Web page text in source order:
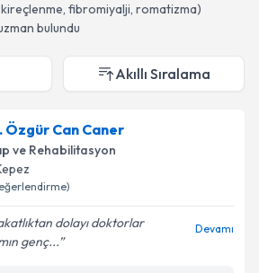
fibromiyalji, romatizma)
bulundu
Akıllı Sıralama
Özgür Can Caner
ve Rehabilitasyon
dolayı doktorlar
genç...
Devamı